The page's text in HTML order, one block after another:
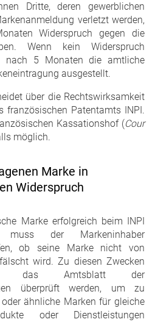
Dritte, deren gewerblichen
verletzt werden,
Widerspruch gegen die
Wenn kein Widerspruch
nach 5 Monaten die amtliche
ausgestellt.
über die Rechtswirksamkeit
französischen Patentamts INPI.
Kassationshof (Cour
möglich.
Marke in
Widerspruch
Marke erfolgreich beim INPI
muss der Markeninhaber
ob seine Marke nicht von
wird. Zu diesen Zwecken
das Amtsblatt der
überprüft werden, um zu
ähnliche Marken für gleiche
oder Dienstleistungen